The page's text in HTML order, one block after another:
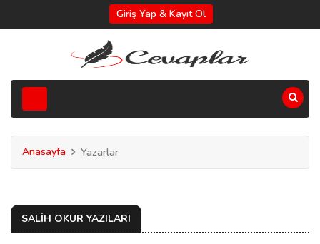
Giriş Yap & Kayıt Ol
Anasayfa Yazarlar
SALIH OKUR YAZILARI